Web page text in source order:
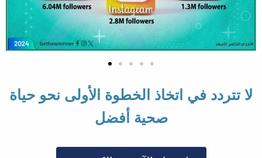
لا تتردد في اتخاذ الخطوة الأولى نحو حياة
صحية أفضل